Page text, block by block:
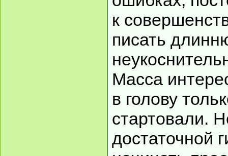
к
писать
Масса
в голову
стартовали.
достаточной